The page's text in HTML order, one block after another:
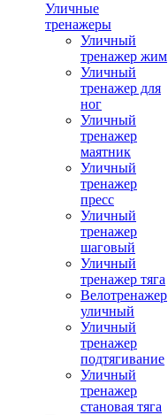
Уличные
тренажеры
Уличный
тренажер жим
Уличный
тренажер для
ног
Уличный
тренажер
маятник
Уличный
тренажер
пресс
Уличный
тренажер
шаговый
Уличный
тренажер тяга
Велотренажер
уличный
Уличный
тренажер
подтягивание
Уличный
тренажер
становая тяга